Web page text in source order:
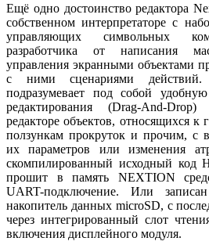
Ещё одно достоинство редактора
собственном интерпретаторе с
управляющих символьных
разработчика от написания
управления экранными объектами
с ними сценариями действий.
подразумевает под собой
редактирования (Drag-And-
редакторе объектов, относящихся к
ползункам прокруток и прочим, с
их параметров или изменения
скомпилированный исходный код
прошит в память NEXTION
UART-подключение. Или
накопитель данных microSD, с
через интегрированный слот
включения дисплейного модуля.